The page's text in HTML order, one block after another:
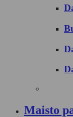
Maisto